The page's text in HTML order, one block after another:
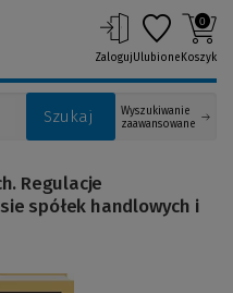
Szukaj
Wyszukiwanie
zaawansowane
ZalogujUlubione
0
Koszyk
(Link
Regulacje
spółek handlowych i